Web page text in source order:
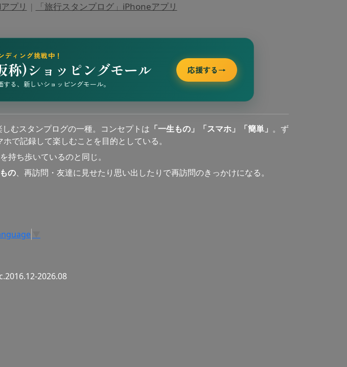
プリ | 「旅行スタンプログ」iPhoneアプリ
ディング挑戦中！
称)ショッピングモール
る、新しいショッピングモール。
応援する→
むスタンプログの一種。コンセプトは 「一生もの」「スマホ」「簡単」 。ず
で記録して楽しむことを目的としている。
持ち歩いているのと同じ。
の、再訪問・友達に見せたり思い出したりで再訪問のきっかけになる。
2026.08